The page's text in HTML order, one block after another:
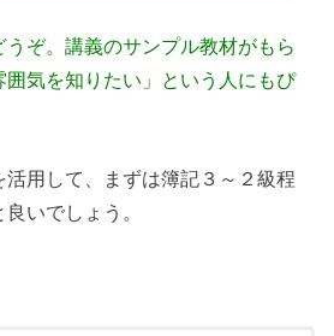
ぞ。講義のサンプル教材がもら
囲気を知りたい」という人にもぴ
活用して、まずは簿記３～２級程
いでしょう。